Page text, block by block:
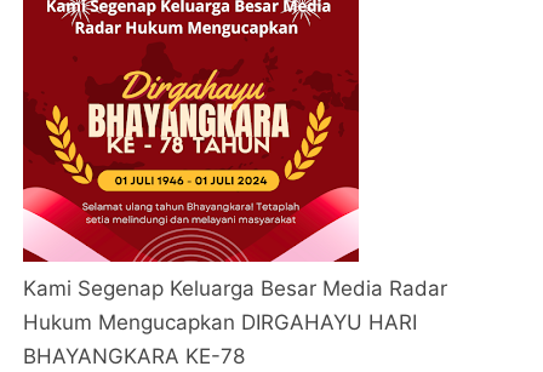
Kami Segenap Keluarga Besar Media Radar
Hukum Mengucapkan DIRGAHAYU HARI
BHAYANGKARA KE-78